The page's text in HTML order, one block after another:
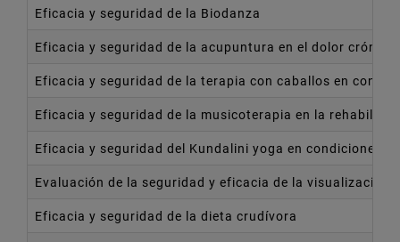
Eficacia y seguridad de la Biodanza
Eficacia y seguridad de la acupuntura en el dolor
Eficacia y seguridad de la terapia con caballos en
Eficacia y seguridad de la musicoterapia en la
Eficacia y seguridad del Kundalini yoga en condiciones
Evaluación de la seguridad y eficacia de la
Eficacia y seguridad de la dieta crudívora